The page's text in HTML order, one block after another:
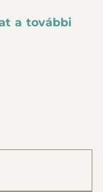
a további